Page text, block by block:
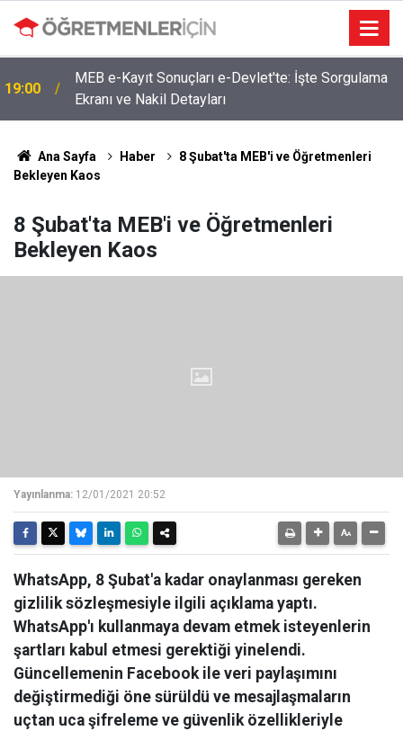
19:00
MEB e-Kayıt Sonuçları e-Devlet'te: İşte Sorgulama
Ekranı ve Nakil Detayları
09:02
4 Branşta Öğretmenleri Norm Fazlası Tehlikesi
Bekliyor!
Ana Sayfa Haber
8 Şubat'ta MEB'i ve Öğretmenleri
Bekleyen Kaos
8 Şubat'ta MEB'i ve Öğretmenleri
Bekleyen Kaos
Yayınlanma: 12/01/2021 20:52
WhatsApp, 8 Şubat'a kadar onaylanması gereken
gizlilik sözleşmesiyle ilgili açıklama yaptı.
WhatsApp'ı kullanmaya devam etmek isteyenlerin
şartları kabul etmesi gerektiği yinelendi.
Güncellemenin Facebook ile veri paylaşımını
değiştirmediği öne sürüldü ve mesajlaşmaların
uçtan uca şifreleme ve güvenlik özellikleriyle